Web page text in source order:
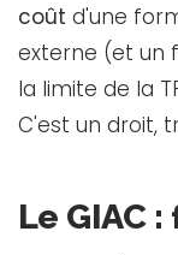
coût d'une
externe (et un
la limite de la
C'est un droit,
Le GIAC